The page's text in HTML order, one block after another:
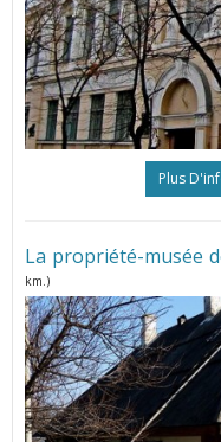
Plus
La propriété-musée
km.)